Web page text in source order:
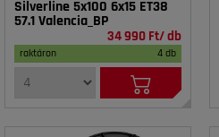
Silverline 5x100 6x15 ET38
57.1 Valencia_BP
34 990 Ft/ db
raktáron 4 db